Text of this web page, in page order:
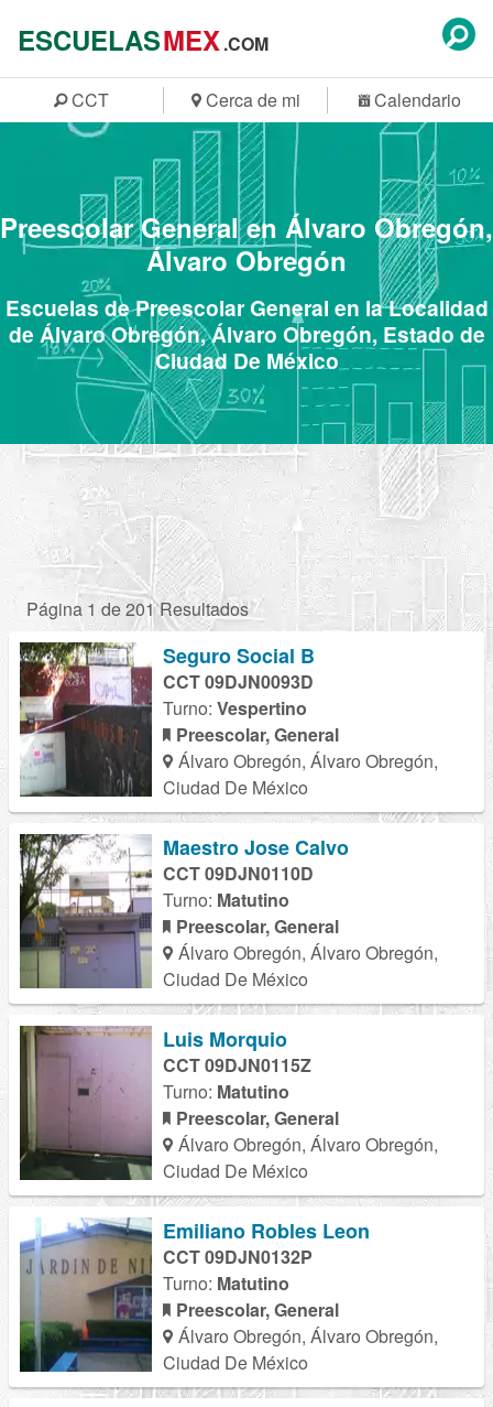
ESCUELASMEX.COM
CCT Cerca de mi Calendario
Preescolar General en Álvaro Obregón,
Álvaro Obregón
Escuelas de Preescolar General en la Localidad
de Álvaro Obregón, Álvaro Obregón, Estado de
Ciudad De México
Página 1 de 201 Resultados
Seguro Social B
CCT 09DJN0093D
Turno: Vespertino
Preescolar, General
Álvaro Obregón, Álvaro Obregón,
Ciudad De México
Maestro Jose Calvo
CCT 09DJN0110D
Turno: Matutino
Preescolar, General
Álvaro Obregón, Álvaro Obregón,
Ciudad De México
Luis Morquio
CCT 09DJN0115Z
Turno: Matutino
Preescolar, General
Álvaro Obregón, Álvaro Obregón,
Ciudad De México
Emiliano Robles Leon
CCT 09DJN0132P
Turno: Matutino
Preescolar, General
Álvaro Obregón, Álvaro Obregón,
Ciudad De México